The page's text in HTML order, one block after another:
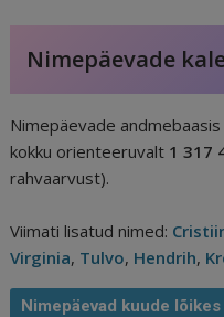
Nimepäevade
Nimepäevade andmebaasis
kokku orienteeruvalt 1 317
rahvaarvust).
Viimati lisatud nimed:
Virginia, Tulvo, Hendrih,
Nimepäevad kuude lõikes